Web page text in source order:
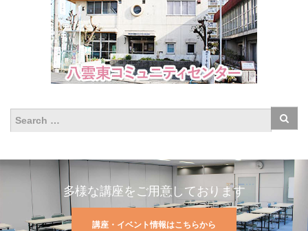
多様な講座をご用意しております
講座・イベント情報はこちらから